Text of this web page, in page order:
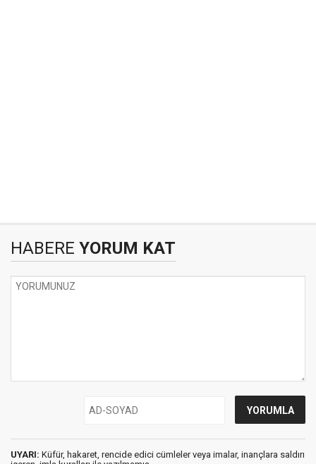
HABERE YORUM KAT
UYARI: Küfür, hakaret, rencide edici cümleler veya imalar, inançlara saldırı